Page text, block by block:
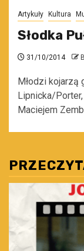
Artykuły Kultura
Słodka
31/10/2014
Młodzi kojarzą
Lipnicka/
Maciejem